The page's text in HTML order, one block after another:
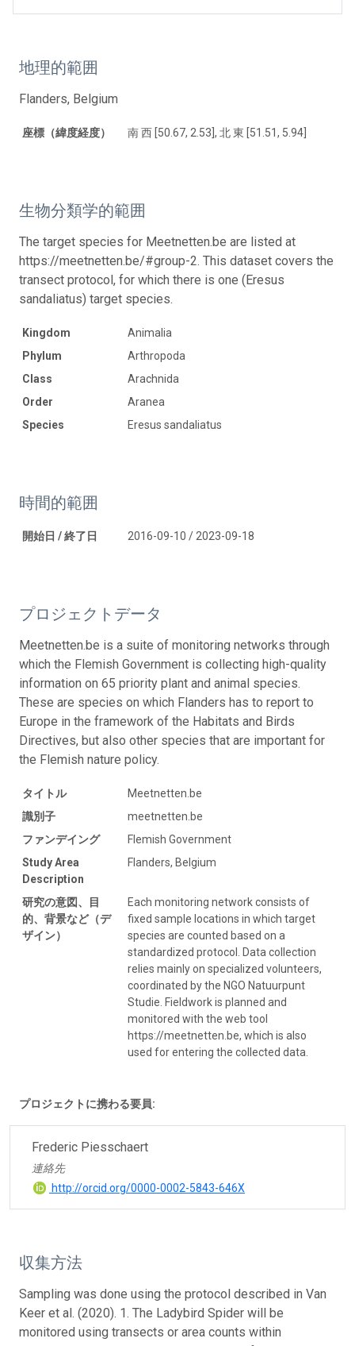
地理的範囲
Flanders, Belgium
座標（緯度経度） 南 西 [50.67, 2.53], 北 東 [51.51, 5.94]
生物分類学的範囲
The target species for Meetnetten.be are listed at
https://meetnetten.be/#group-2. This dataset covers the
transect protocol, for which there is one (Eresus
sandaliatus) target species.
Kingdom
Animalia
Phylum
Arthropoda
Class
Arachnida
Order
Aranea
Species
Eresus sandaliatus
時間的範囲
開始日 / 終了日 2016-09-10 / 2023-09-18
プロジェクトデータ
Meetnetten.be is a suite of monitoring networks through
which the Flemish Government is collecting high-quality
information on 65 priority plant and animal species.
These are species on which Flanders has to report to
Europe in the framework of the Habitats and Birds
Directives, but also other species that are important for
the Flemish nature policy.
タイトル
Meetnetten.be
識別子
meetnetten.be
ファンデイング
Flemish Government
Study Area
Description
Flanders, Belgium
研究の意図、目
的、背景など（デ
ザイン）
Each monitoring network consists of
fixed sample locations in which target
species are counted based on a
standardized protocol. Data collection
relies mainly on specialized volunteers,
coordinated by the NGO Natuurpunt
Studie. Fieldwork is planned and
monitored with the web tool
https://meetnetten.be, which is also
used for entering the collected data.
プロジェクトに携わる要員:
Frederic Piesschaert
連絡先
http://orcid.org/0000-0002-5843-646X
収集方法
Sampling was done using the protocol described in Van
Keer et al. (2020). 1. The Ladybird Spider will be
monitored using transects or area counts within